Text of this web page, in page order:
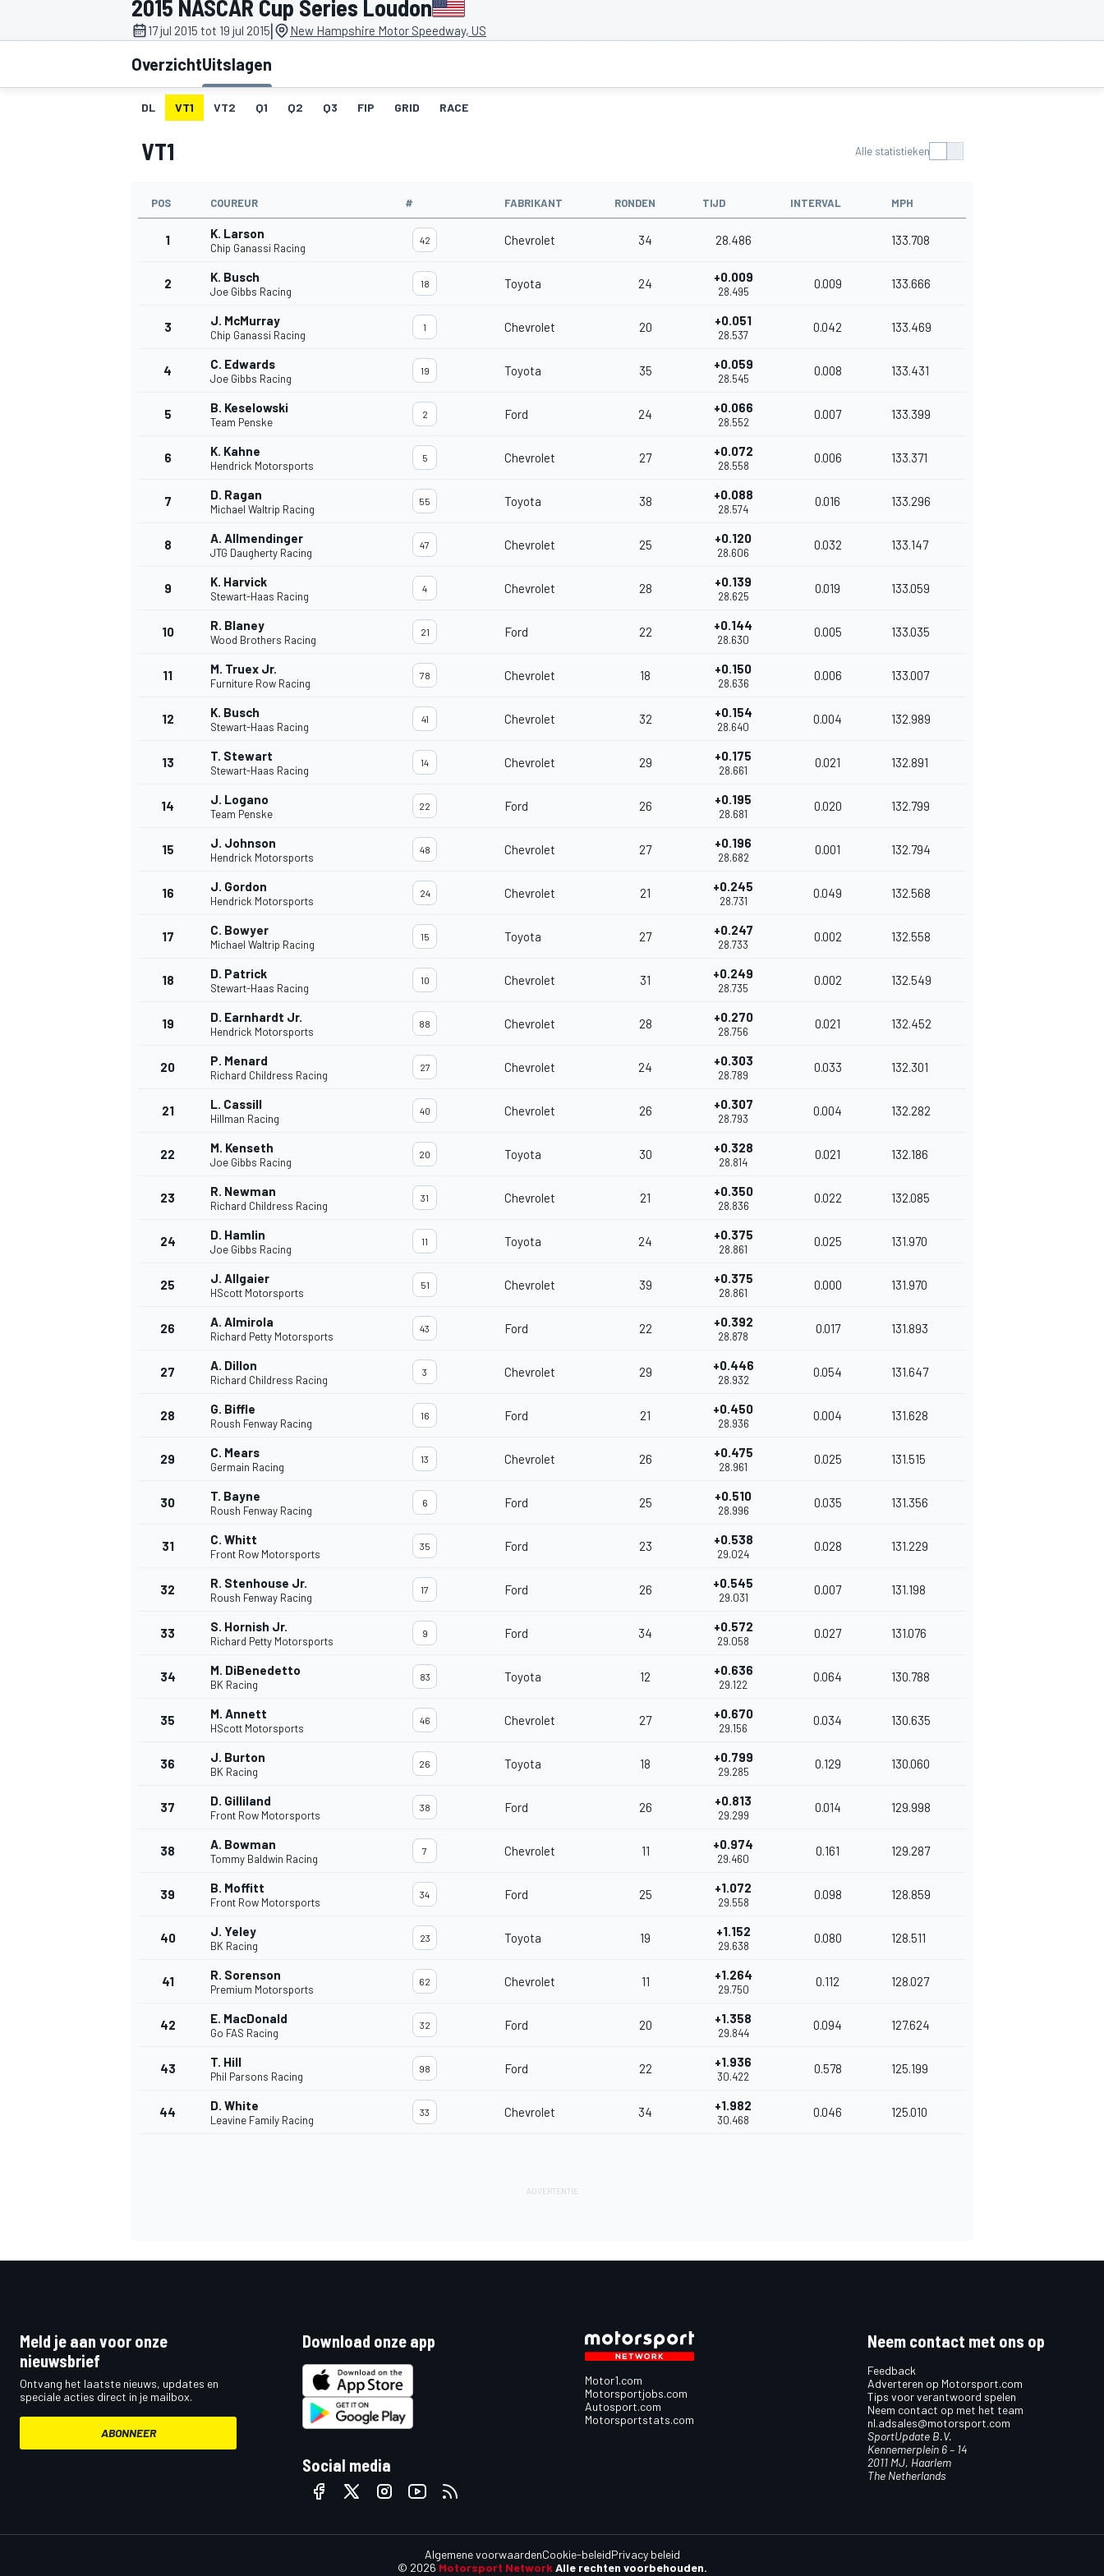
DTM
MEER RACEKLASSEN
2015 NASCAR Cup Series Loudon
17 jul 2015 tot 19 jul 2015| New Hampshire Motor Speedway, US
OverzichtUitslagen
DL VT1 VT2 Q1 Q2 Q3 FIP GRID RACE
VT1 Alle statistieken
POS COUREUR # FABRIKANT RONDEN TIJD INTERVAL MPH
1 K. Larson
Chip Ganassi Racing
42 Chevrolet 34 28.486 133.708
2 K. Busch
Joe Gibbs Racing
18 Toyota 24 +0.009
28.495
0.009 133.666
3 J. McMurray
Chip Ganassi Racing
1 Chevrolet 20 +0.051
28.537
0.042 133.469
4 C. Edwards
Joe Gibbs Racing
19 Toyota 35 +0.059
28.545
0.008 133.431
5 B. Keselowski
Team Penske
2 Ford 24 +0.066
28.552
0.007 133.399
6 K. Kahne
Hendrick Motorsports
5 Chevrolet 27 +0.072
28.558
0.006 133.371
7 D. Ragan
Michael Waltrip Racing
55 Toyota 38 +0.088
28.574
0.016 133.296
8 A. Allmendinger
JTG Daugherty Racing
47 Chevrolet 25 +0.120
28.606
0.032 133.147
9 K. Harvick
Stewart-Haas Racing
4 Chevrolet 28 +0.139
28.625
0.019 133.059
10 R. Blaney
Wood Brothers Racing
21 Ford 22 +0.144
28.630
0.005 133.035
11 M. Truex Jr.
Furniture Row Racing
78 Chevrolet 18 +0.150
28.636
0.006 133.007
12 K. Busch
Stewart-Haas Racing
41 Chevrolet 32 +0.154
28.640
0.004 132.989
13 T. Stewart
Stewart-Haas Racing
14 Chevrolet 29 +0.175
28.661
0.021 132.891
14 J. Logano
Team Penske
22 Ford 26 +0.195
28.681
0.020 132.799
15 J. Johnson
Hendrick Motorsports
48 Chevrolet 27 +0.196
28.682
0.001 132.794
16 J. Gordon
Hendrick Motorsports
24 Chevrolet 21 +0.245
28.731
0.049 132.568
17 C. Bowyer
Michael Waltrip Racing
15 Toyota 27 +0.247
28.733
0.002 132.558
18 D. Patrick
Stewart-Haas Racing
10 Chevrolet 31 +0.249
28.735
0.002 132.549
19 D. Earnhardt Jr.
Hendrick Motorsports
88 Chevrolet 28 +0.270
28.756
0.021 132.452
20 P. Menard
Richard Childress Racing
27 Chevrolet 24 +0.303
28.789
0.033 132.301
21 L. Cassill
Hillman Racing
40 Chevrolet 26 +0.307
28.793
0.004 132.282
22 M. Kenseth
Joe Gibbs Racing
20 Toyota 30 +0.328
28.814
0.021 132.186
23 R. Newman
Richard Childress Racing
31 Chevrolet 21 +0.350
28.836
0.022 132.085
24 D. Hamlin
Joe Gibbs Racing
11 Toyota 24 +0.375
28.861
0.025 131.970
25 J. Allgaier
HScott Motorsports
51 Chevrolet 39 +0.375
28.861
0.000 131.970
26 A. Almirola
Richard Petty Motorsports
43 Ford 22 +0.392
28.878
0.017 131.893
27 A. Dillon
Richard Childress Racing
3 Chevrolet 29 +0.446
28.932
0.054 131.647
28 G. Biffle
Roush Fenway Racing
16 Ford 21 +0.450
28.936
0.004 131.628
29 C. Mears
Germain Racing
13 Chevrolet 26 +0.475
28.961
0.025 131.515
30 T. Bayne
Roush Fenway Racing
6 Ford 25 +0.510
28.996
0.035 131.356
31 C. Whitt
Front Row Motorsports
35 Ford 23 +0.538
29.024
0.028 131.229
32 R. Stenhouse Jr.
Roush Fenway Racing
17 Ford 26 +0.545
29.031
0.007 131.198
33 S. Hornish Jr.
Richard Petty Motorsports
9 Ford 34 +0.572
29.058
0.027 131.076
34 M. DiBenedetto
BK Racing
83 Toyota 12 +0.636
29.122
0.064 130.788
35 M. Annett
HScott Motorsports
46 Chevrolet 27 +0.670
29.156
0.034 130.635
36 J. Burton
BK Racing
26 Toyota 18 +0.799
29.285
0.129 130.060
37 D. Gilliland
Front Row Motorsports
38 Ford 26 +0.813
29.299
0.014 129.998
38 A. Bowman
Tommy Baldwin Racing
7 Chevrolet 11 +0.974
29.460
0.161 129.287
39 B. Moffitt
Front Row Motorsports
34 Ford 25 +1.072
29.558
0.098 128.859
40 J. Yeley
BK Racing
23 Toyota 19 +1.152
29.638
0.080 128.511
41 R. Sorenson
Premium Motorsports
62 Chevrolet 11 +1.264
29.750
0.112 128.027
42 E. MacDonald
Go FAS Racing
32 Ford 20 +1.358
29.844
0.094 127.624
43 T. Hill
Phil Parsons Racing
98 Ford 22 +1.936
30.422
0.578 125.199
44 D. White
Leavine Family Racing
33 Chevrolet 34 +1.982
30.468
0.046 125.010
Meld je aan voor onze
nieuwsbrief
Ontvang het laatste nieuws, updates en
speciale acties direct in je mailbox.
ABONNEER
Download onze app
Social media
Motor1.com
Motorsportjobs.com
Autosport.com
Motorsportstats.com
Neem contact met ons op
Feedback
Adverteren op Motorsport.com
Tips voor verantwoord spelen
Neem contact op met het team
nl.adsales@motorsport.com
SportUpdate B.V.
Kennemerplein 6 – 14
2011 MJ, Haarlem
The Netherlands
© 2026 Motorsport Network Alle rechten voorbehouden.
Algemene voorwaardenCookie-beleidPrivacy beleid